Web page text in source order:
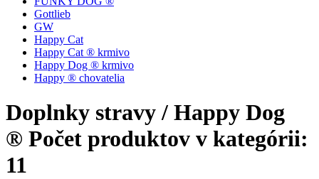
Gottlieb
GW
Happy Cat
Happy Cat ® krmivo
Happy Dog ® krmivo
Happy ® chovatelia
Doplnky stravy / Happy Dog
® Počet produktov v kategórii:
11